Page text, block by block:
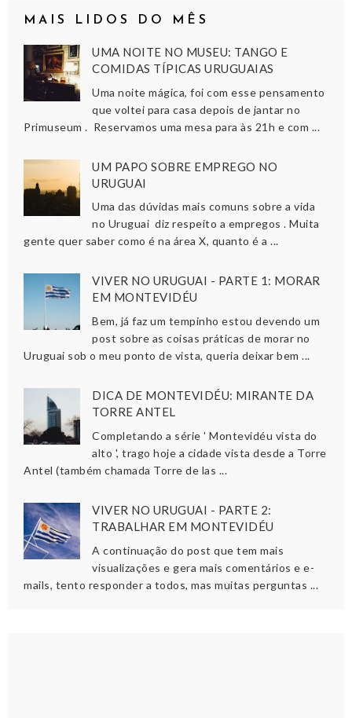
MAIS LIDOS DO MÊS
UMA NOITE NO MUSEU: TANGO E
COMIDAS TÍPICAS URUGUAIAS
Uma noite mágica, foi com esse pensamento
que voltei para casa depois de jantar no
Primuseum . Reservamos uma mesa para às 21h e com ...
UM PAPO SOBRE EMPREGO NO
URUGUAI
Uma das dúvidas mais comuns sobre a vida
no Uruguai diz respeito a empregos . Muita
gente quer saber como é na área X, quanto é a ...
VIVER NO URUGUAI - PARTE 1: MORAR
EM MONTEVIDÉU
Bem, já faz um tempinho estou devendo um
post sobre as coisas práticas de morar no
Uruguai sob o meu ponto de vista, queria deixar bem ...
DICA DE MONTEVIDÉU: MIRANTE DA
TORRE ANTEL
Completando a série ' Montevidéu vista do
alto ', trago hoje a cidade vista desde a Torre
Antel (também chamada Torre de las ...
VIVER NO URUGUAI - PARTE 2:
TRABALHAR EM MONTEVIDÉU
A continuação do post que tem mais
visualizações e gera mais comentários e e-
mails, tento responder a todos, mas muitas perguntas ...